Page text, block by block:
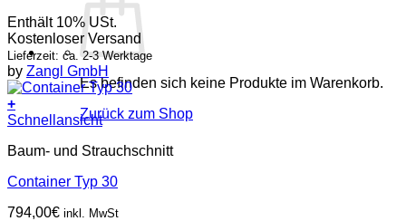
Es befinden sich keine Produkte im Warenkorb.
Zurück zum Shop
Enthält 10% USt.
Kostenloser Versand
Lieferzeit: ca. 2-3 Werktage
by Zangl GmbH
+
Schnellansicht
Baum- und Strauchschnitt
Container Typ 30
794,00€ inkl. MwSt